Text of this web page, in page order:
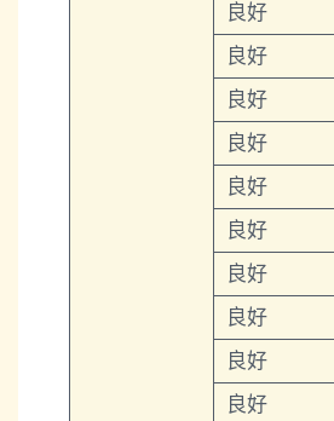
良好
良好
良好
良好
良好
良好
良好
良好
良好
良好